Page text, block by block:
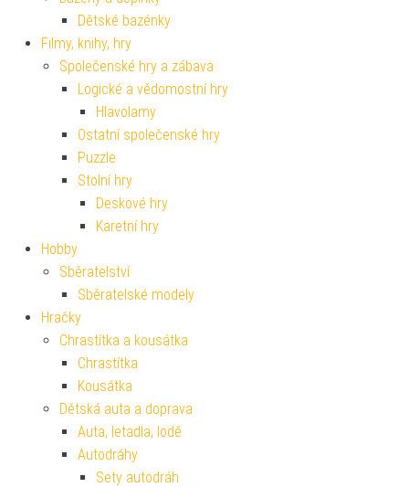
Dětské bazénky
Filmy, knihy, hry
Společenské hry a zábava
Logické a vědomostní hry
Hlavolamy
Ostatní společenské hry
Puzzle
Stolní hry
Deskové hry
Karetní hry
Hobby
Sběratelství
Sběratelské modely
Hračky
Chrastítka a kousátka
Chrastítka
Kousátka
Dětská auta a doprava
Auta, letadla, lodě
Autodráhy
Sety autodráh